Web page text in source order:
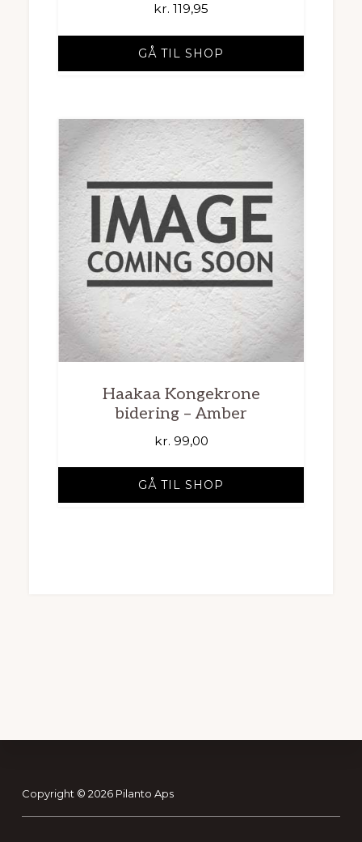
kr. 119,95
GÅ TIL SHOP
Haakaa Kongekrone
bidering – Amber
kr. 99,00
GÅ TIL SHOP
Footer
Copyright © 2026 Pilanto Aps